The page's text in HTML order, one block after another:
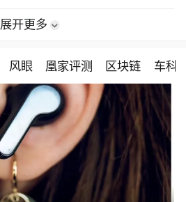
展开更多
风眼 凰家评测 区块链 车科